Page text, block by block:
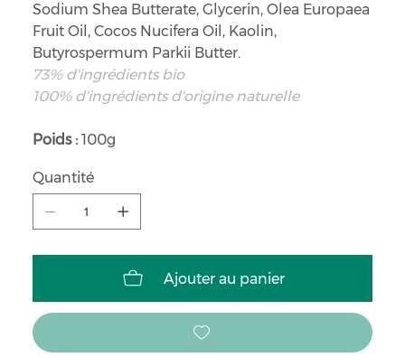
Sodium Shea Butterate, Glycerin, Olea Europaea
Fruit Oil, Cocos Nucifera Oil, Kaolin,
Butyrospermum Parkii Butter.
73% d'ingrédients bio
100% d'ingrédients d'origine naturelle
Poids : 100g
Quantité
Ajouter au panier